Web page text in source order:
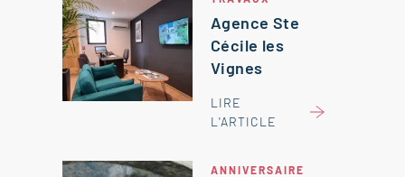
Agence Ste
Cécile les
Vignes
LIRE
L'ARTICLE
ANNIVERSAIRE